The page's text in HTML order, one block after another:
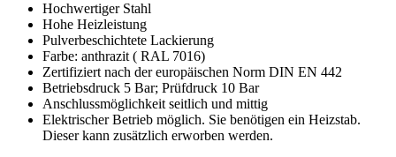
Hochwertiger Stahl
Hohe Heizleistung
Pulverbeschichtete Lackierung
Farbe: anthrazit ( RAL 7016)
Zertifiziert nach der europäischen Norm DIN EN 442
Betriebsdruck 5 Bar; Prüfdruck 10 Bar
Anschlussmöglichkeit seitlich und mittig
Elektrischer Betrieb möglich. Sie benötigen ein Heizstab.
Dieser kann zusätzlich erworben werden.